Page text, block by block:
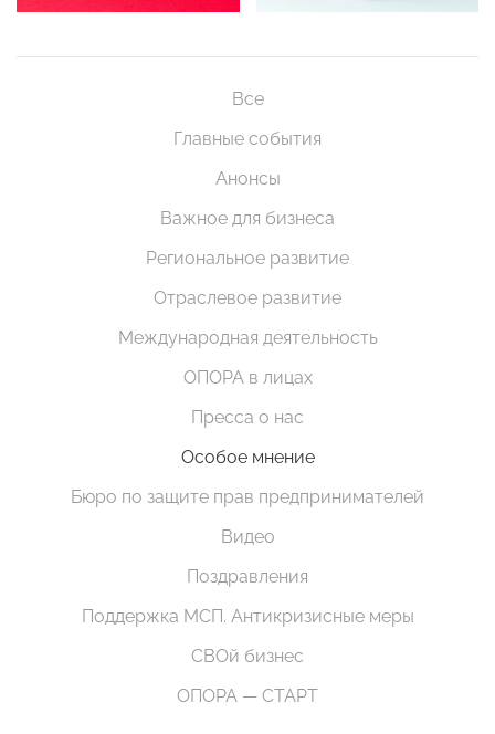
Все
Главные события
Анонсы
Важное для бизнеса
Региональное развитие
Отраслевое развитие
Международная деятельность
ОПОРА в лицах
Пресса о нас
Особое мнение
Бюро по защите прав предпринимателей
Видео
Поздравления
Поддержка МСП. Антикризисные меры
СВОй бизнес
ОПОРА — СТАРТ